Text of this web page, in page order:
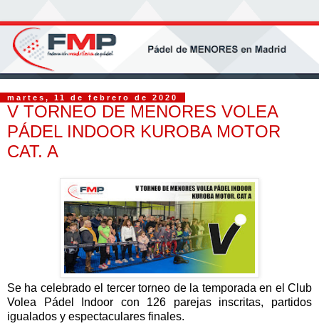
martes, 11 de febrero de 2020
V TORNEO DE MENORES VOLEA
PÁDEL INDOOR KUROBA MOTOR
CAT. A
Se ha celebrado el tercer torneo de la temporada en el Club
Volea Pádel Indoor con 126 parejas inscritas, partidos
igualados y espectaculares finales.